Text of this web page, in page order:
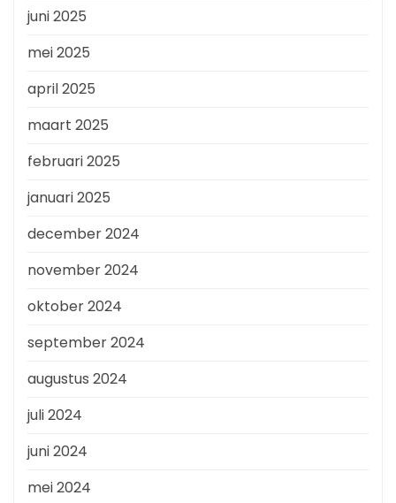
juni 2025
mei 2025
april 2025
maart 2025
februari 2025
januari 2025
december 2024
november 2024
oktober 2024
september 2024
augustus 2024
juli 2024
juni 2024
mei 2024